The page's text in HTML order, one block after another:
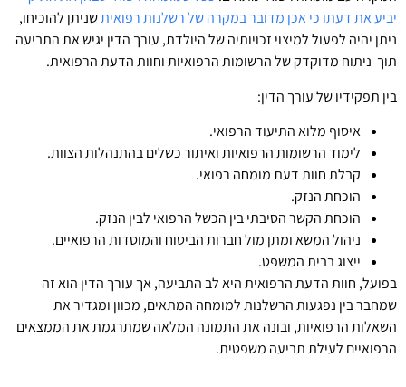
יביע את דעתו כי אכן מדובר במקרה של רשלנות רפואיתשניתן להוכיחו,
ניתן יהיה לפעול למיצוי זכויותיה של היולדת, עורך הדין יגיש את התביעה
תוך ניתוח מדוקדק של הרשומות הרפואיות וחוות הדעת הרפואית.
בין תפקידיו של עורך הדין:
איסוף מלוא התיעוד הרפואי.
לימוד הרשומות הרפואיות ואיתור כשלים בהתנהלות הצוות.
קבלת חוות דעת מומחה רפואי.
הוכחת הנזק.
הוכחת הקשר הסיבתי בין הכשל הרפואי לבין הנזק.
ניהול המשא ומתן מול חברות הביטוח והמוסדות הרפואיים.
ייצוג בבית המשפט.
בפועל, חוות הדעת הרפואית היא לב התביעה, אך עורך הדין הוא זה
שמחבר בין נפגעות הרשלנות למומחה המתאים, מכוון ומגדיר את
השאלות הרפואיות, ובונה את התמונה המלאה שמתרגמת את הממצאים
הרפואיים לעילת תביעה משפטית.